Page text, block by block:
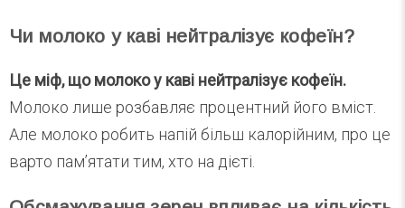
Чи молоко у каві нейтралізує кофеїн?
Це міф, що молоко у каві нейтралізує кофеїн.
Молоко лише розбавляє процентний його вміст.
Але молоко робить напій більш калорійним, про це
варто пам’ятати тим, хто на дієті.